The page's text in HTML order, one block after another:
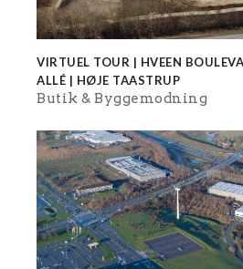
VIRTUEL TOUR | HVEEN
ALLÉ | HØJE TAASTRUP
Butik Byggemodning